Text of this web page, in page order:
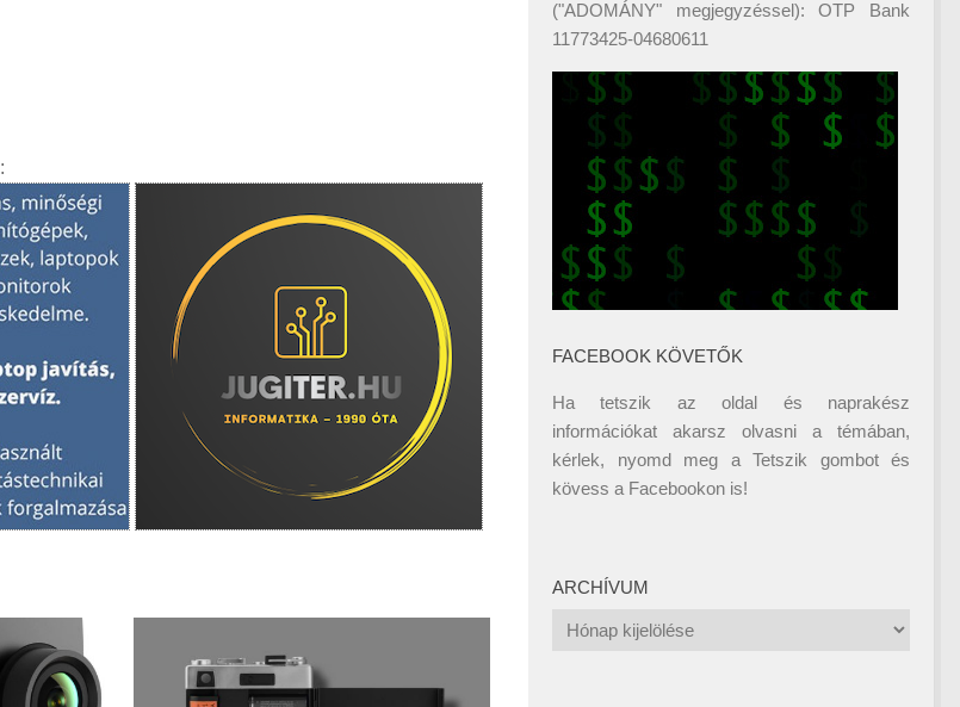
("ADOMÁNY" megjegyzéssel): OTP Bank
11773425-04680611
FACEBOOK KÖVETŐK
Ha tetszik az oldal és naprakész
információkat akarsz olvasni a témában,
kérlek, nyomd meg a Tetszik gombot és
kövess a Facebookon is!
ARCHÍVUM
Archívum